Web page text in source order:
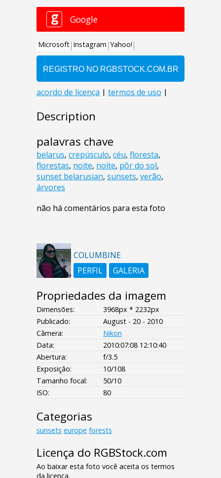
Description
palavras chave
belarus, crepúsculo, céu, floresta,
florestas, noite, noite, pôr do sol,
sunset belarusian, sunsets, verão,
árvores
não há comentários para esta foto
COLUMBINE
PERFIL
GALERIA
Propriedades da imagem
Dimensões:
3968px * 2232px
Publicado:
August - 20 - 2010
Câmera:
Nikon
Data:
2010:07:08 12:10:40
Abertura:
f/3.5
Exposição:
10/108
Tamanho focal:
50/10
ISO:
80
Categorias
sunsets europe forests
Licença do RGBStock.com
Ao baixar esta foto você aceita os termos
da licença.